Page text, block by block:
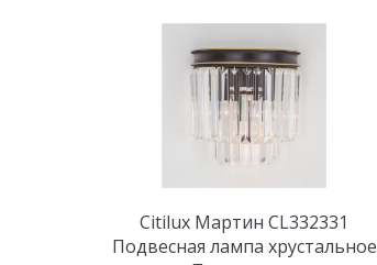
Citilux Мартин CL332331
Подвесная лампа хрустальное